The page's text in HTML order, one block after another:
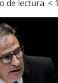
de lectura: < 1